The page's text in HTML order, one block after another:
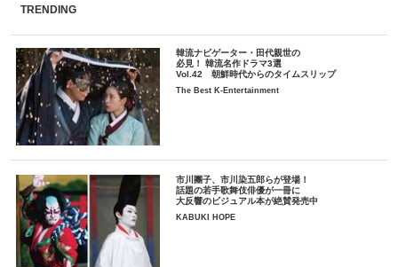
TRENDING
韓流ナビゲーター・田代親世の
必見！ 韓流名作ドラマ3選
Vol.42 朝鮮時代からのタイムスリップ
The Best K-Entertainment
市川團子、市川染五郎らが登場！
話題の若手歌舞伎俳優が一冊に
大反響のビジュアル本が絶賛発売中
KABUKI HOPE